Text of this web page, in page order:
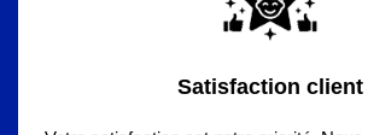
Satisfaction client